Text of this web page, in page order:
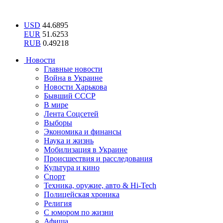
USD 44.6895
EUR 51.6253
RUB 0.49218
Новости
Главные новости
Война в Украине
Новости Харькова
Бывший СССР
В мире
Лента Соцсетей
Выборы
Экономика и финансы
Наука и жизнь
Мобилизация в Украине
Происшествия и расследования
Культура и кино
Спорт
Техника, оружие, авто & Hi-Tech
Полицейская хроника
Религия
С юмором по жизни
Афиша